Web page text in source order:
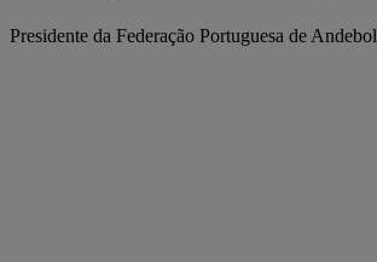
Presidente da Federação Portuguesa de Andebol